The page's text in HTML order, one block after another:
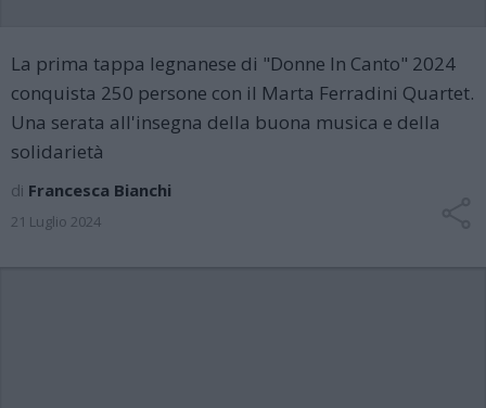
La prima tappa legnanese di "Donne In Canto" 2024
conquista 250 persone con il Marta Ferradini Quartet.
Una serata all'insegna della buona musica e della
solidarietà
di Francesca Bianchi
21 Luglio 2024